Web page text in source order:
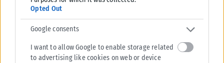
Opted Out
Google consents
I want to allow Google to enable storage related
to advertising like cookies on web or device